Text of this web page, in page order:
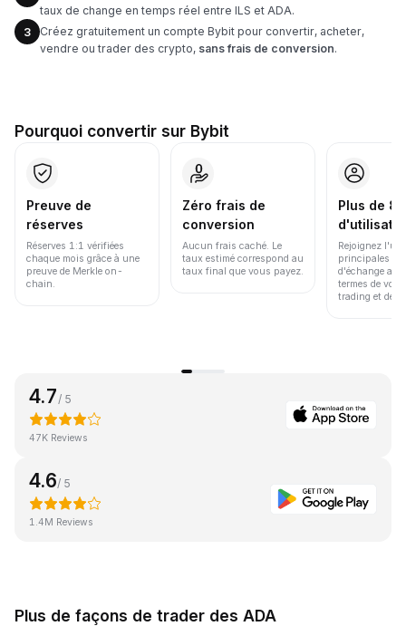
taux de change en temps réel entre ILS et ADA.
3
Créez gratuitement un compte Bybit pour convertir, acheter,
vendre ou trader des crypto, sans frais de conversion.
Pourquoi convertir sur Bybit
Preuve de
réserves
Réserves 1:1 vérifiées
chaque mois grâce à une
preuve de Merkle on-
chain.
Zéro frais de
conversion
Aucun frais caché. Le
taux estimé correspond au
taux final que vous payez.
Plus de
Rejoignez
principales
d'échange au
termes de
trading et de
4.7 / 5
47K Reviews
4.6/ 5
1.4M Reviews
Plus de façons de trader des ADA